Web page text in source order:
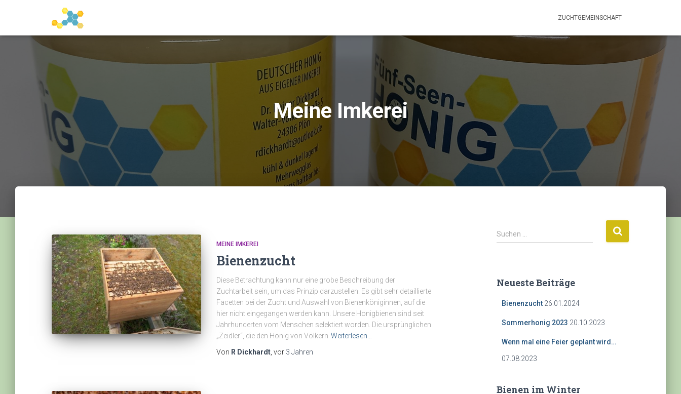
ZUCHTGEMEINSCHAFT
Meine Imkerei
MEINE IMKEREI
Bienenzucht
Diese Betrachtung kann nur eine grobe Beschreibung der
Zuchtarbeit sein, um das Prinzip darzustellen. Es gibt sehr detaillierte
Facetten bei der Zucht und Auswahl von Bienenköniginnen, auf die
hier nicht eingegangen werden kann. Unsere Honigbienen sind seit
Jahrhunderten vom Menschen selektiert worden. Die ursprünglichen
„Zeidler“, die den Honig von Völkern Weiterlesen…
Von R Dickhardt , vor 3 Jahren
S
u
n
Suchen …
Neueste Beiträge
Bienenzucht 26.01.2024
Sommerhonig 2023 20.10.2023
Wenn mal eine Feier geplant wird…
07.08.2023
Bienen im Winter